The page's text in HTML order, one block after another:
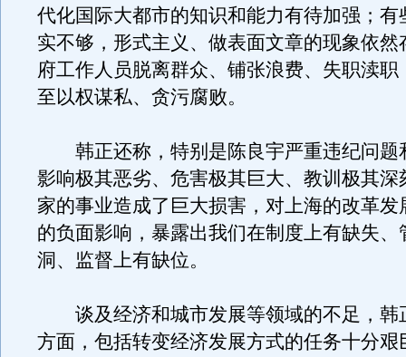
代化国际大都市的知识和能力有待加强；有
实不够，形式主义、做表面文章的现象依然
府工作人员脱离群众、铺张浪费、失职渎职
至以权谋私、贪污腐败。
韩正还称，特别是陈良宇严重违纪问题
影响极其恶劣、危害极其巨大、教训极其深
家的事业造成了巨大损害，对上海的改革发
的负面影响，暴露出我们在制度上有缺失、
洞、监督上有缺位。
谈及经济和城市发展等领域的不足，韩
方面，包括转变经济发展方式的任务十分艰